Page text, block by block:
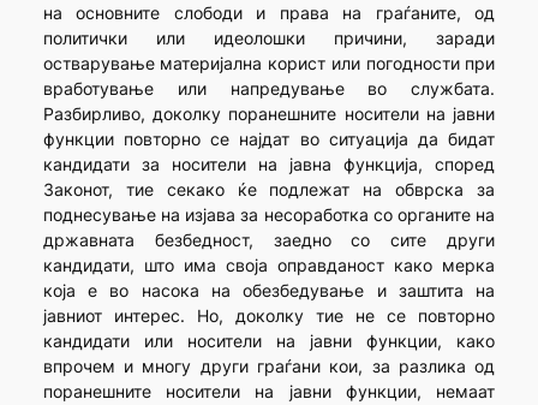
на основните слободи и права на граѓаните, од
политички или идеолошки причини, заради
остварување материјална корист или погодности при
вработување или напредување во службата.
Разбирливо, доколку поранешните носители на јавни
функции повторно се најдат во ситуација да бидат
кандидати за носители на јавна функција, според
Законот, тие секако ќе подлежат на обврска за
поднесување на изјава за несоработка со органите на
државната безбедност, заедно со сите други
кандидати, што има своја оправданост како мерка
која е во насока на обезбедување и заштита на
јавниот интерес. Но, доколку тие не се повторно
кандидати или носители на јавни функции, како
впрочем и многу други граѓани кои, за разлика од
поранешните носители на јавни функции, немаат